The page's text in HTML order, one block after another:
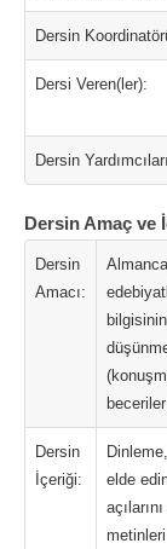
Dersin
Dersi Veren(ler):
Dersin
Dersin Amaç ve
Dersin
Amacı:
Dersin
İçeriği:
elde